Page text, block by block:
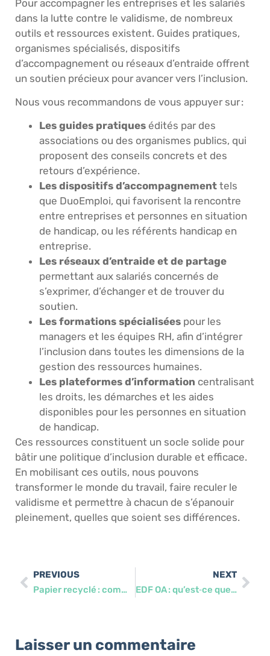
Pour accompagner les entreprises et les salariés
dans la lutte contre le validisme, de nombreux
outils et ressources existent. Guides pratiques,
organismes spécialisés, dispositifs
d’accompagnement ou réseaux d’entraide offrent
un soutien précieux pour avancer vers l’inclusion.
Nous vous recommandons de vous appuyer sur :
Les guides pratiques édités par des
associations ou des organismes publics, qui
proposent des conseils concrets et des
retours d’expérience.
Les dispositifs d’accompagnement tels
que DuoEmploi, qui favorisent la rencontre
entre entreprises et personnes en situation
de handicap, ou les référents handicap en
entreprise.
Les réseaux d’entraide et de partage
permettant aux salariés concernés de
s’exprimer, d’échanger et de trouver du
soutien.
Les formations spécialisées pour les
managers et les équipes RH, afin d’intégrer
l’inclusion dans toutes les dimensions de la
gestion des ressources humaines.
Les plateformes d’information centralisant
les droits, les démarches et les aides
disponibles pour les personnes en situation
de handicap.
Ces ressources constituent un socle solide pour
bâtir une politique d’inclusion durable et efficace.
En mobilisant ces outils, nous pouvons
transformer le monde du travail, faire reculer le
validisme et permettre à chacun de s’épanouir
pleinement, quelles que soient ses différences.
PREVIOUS
Papier recyclé : comment bien choisir et identifier les labels
NEXT
EDF OA : qu’est‑ce que l’obligation d’achat d’électricité solaire ?
Laisser un commentaire